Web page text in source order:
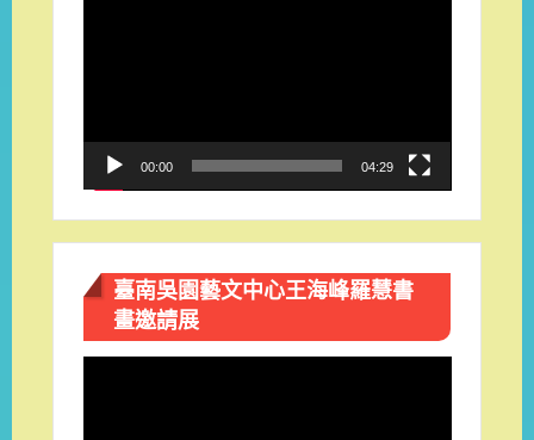
00:00 04:29
臺南吳園藝文中心王海峰羅慧書
畫邀請展